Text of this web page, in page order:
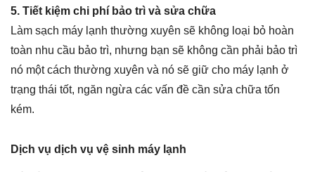
5. Tiết kiệm chi phí bảo trì và sửa chữa
Làm sạch máy lạnh thường xuyên sẽ không loại bỏ hoàn
toàn nhu cầu bảo trì, nhưng bạn sẽ không cần phải bảo trì
nó một cách thường xuyên và nó sẽ giữ cho máy lạnh ở
trạng thái tốt, ngăn ngừa các vấn đề cần sửa chữa tốn
kém.
Dịch vụ dịch vụ vệ sinh máy lạnh